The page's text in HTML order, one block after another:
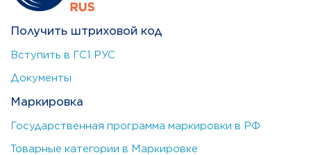
Получить штриховой код
Вступить в ГС1 РУС
Документы
Маркировка
Государственная программа маркировки в РФ
Товарные категории в Маркировке